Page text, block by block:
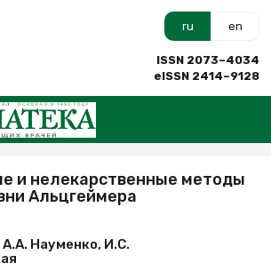
ru en
ISSN 2073–4034
eISSN 2414–9128
и нелекарственные методы
Альцгеймера
Науменко, И.С.